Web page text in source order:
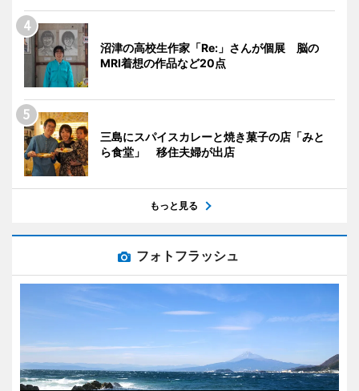
沼津の高校生作家「Re:」さんが個展 脳の
MRI着想の作品など20点
三島にスパイスカレーと焼き菓子の店「みと
ら食堂」 移住夫婦が出店
もっと見る
フォトフラッシュ